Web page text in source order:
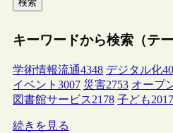
検索
キーワードから検索（テー
学術情報流通4348 デジタル化
イベント 3007 災害2753 オープ
図書館サービス2178 子ども2017
続きを見る